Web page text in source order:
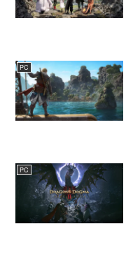
PC
PC